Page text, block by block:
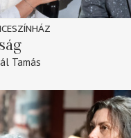
Tamás